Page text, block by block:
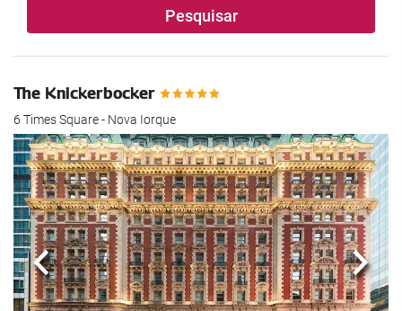
Pesquisar
The Knickerbocker
6 Times Square - Nova Iorque
Anterior